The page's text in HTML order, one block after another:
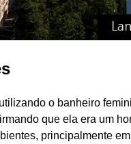
o banheiro
que ela era um
principalmente